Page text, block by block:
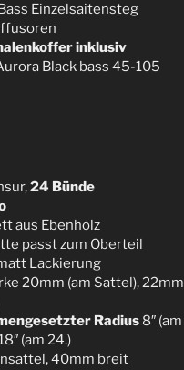
Einzelsaitensteg
inklusiv
Black bass 45-105
24 Bünde
aus Ebenholz
passt zum Oberteil
Lackierung
20mm (am Sattel), 22mm
Radius8″ (am
(am 24.)
40mm breit